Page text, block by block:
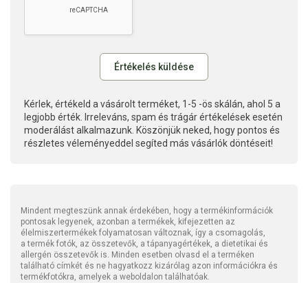
Kérlek, értékeld a vásárolt terméket, 1-5 -ös skálán, ahol 5 a
legjobb érték. Irreleváns, spam és trágár értékelések esetén
moderálást alkalmazunk. Köszönjük neked, hogy pontos és
részletes véleményeddel segíted más vásárlók döntéseit!
Mindent megteszünk annak érdekében, hogy a termékinformációk
pontosak legyenek, azonban a termékek, kifejezetten az
élelmiszertermékek folyamatosan változnak, így a csomagolás,
a termék fotók, az összetevők, a tápanyagértékek, a dietetikai és
allergén összetevők is. Minden esetben olvasd el a terméken
található címkét és ne hagyatkozz kizárólag azon információkra és
termékfotókra, amelyek a weboldalon találhatóak.